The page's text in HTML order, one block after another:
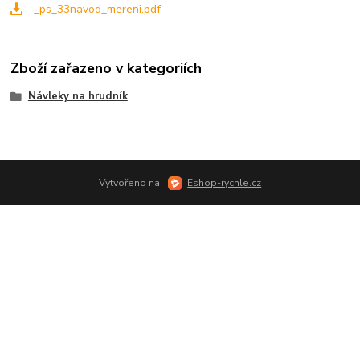
_ps_33navod_mereni.pdf
Zboží zařazeno v kategoriích
Návleky na hrudník
Vytvořeno na Eshop-rychle.cz